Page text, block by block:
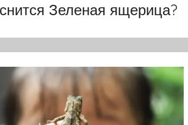
Зеленая ящерица?